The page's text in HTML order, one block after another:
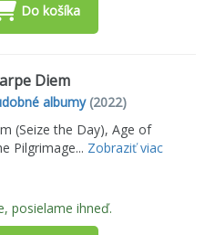
Do košíka
Diem
albumy(2022)
(Seize the Day), Age of
Pilgrimage... Zobraziť viac
posielame ihneď.